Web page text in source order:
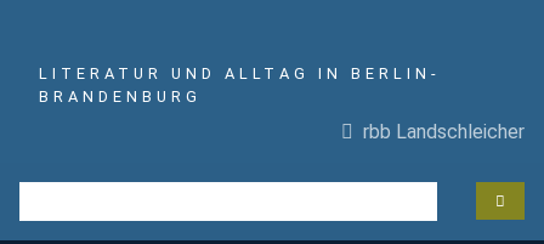
LITERATUR UND ALLTAG IN BERLIN-
BRANDENBURG
rbb Landschleicher